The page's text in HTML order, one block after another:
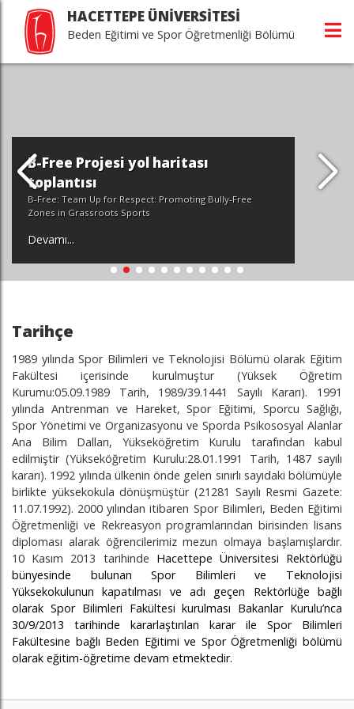
HACETTEPE ÜNİVERSİTESİ
Beden Eğitimi ve Spor Öğretmenliği Bölümü
B-Free Projesi yol haritası
toplantısı
B-Free: Team Up for Respect: Promoting Bully-Free
Zones in Grassroots Sports
Devamı...
Tarihçe
1989 yılında Spor Bilimleri ve Teknolojisi Bölümü olarak Eğitim
Fakültesi içerisinde kurulmuştur (Yüksek Öğretim
Kurumu:05.09.1989 Tarih, 1989/39.1441 Sayılı Kararı). 1991
yılında Antrenman ve Hareket, Spor Eğitimi, Sporcu Sağlığı,
Spor Yönetimi ve Organizasyonu ve Sporda Psikososyal Alanlar
Ana Bilim Dalları, Yükseköğretim Kurulu tarafından kabul
edilmiştir (Yükseköğretim Kurulu:28.01.1991 Tarih, 1487 sayılı
kararı). 1992 yılında ülkenin önde gelen sınırlı sayıdaki bölümüyle
birlikte yüksekokula dönüşmüştür (21281 Sayılı Resmi Gazete:
11.07.1992). 2000 yılından itibaren Spor Bilimleri, Beden Eğitimi
Öğretmenliği ve Rekreasyon programlarından birisinden lisans
diploması alarak öğrencilerimiz mezun olmaya başlamışlardır.
10 Kasım 2013 tarihinde Hacettepe Üniversitesi Rektörlüğü
bünyesinde bulunan Spor Bilimleri ve Teknolojisi
Yüksekokulunun kapatılması ve adı geçen Rektörlüğe bağlı
olarak Spor Bilimleri Fakültesi kurulması Bakanlar Kurulu’nca
30/9/2013 tarihinde kararlaştırılan karar ile Spor Bilimleri
Fakültesine bağlı Beden Eğitimi ve Spor Öğretmenliği bölümü
olarak eğitim-öğretime devam etmektedir.